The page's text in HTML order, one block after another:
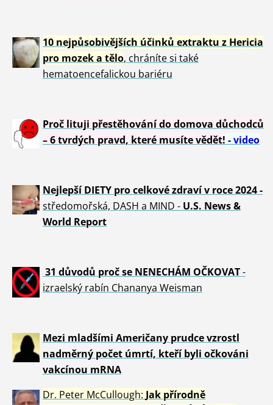
10 nejpůsobivějších účinků extraktu z Hericia
pro mozek a tělo, chráníte si také
hematoencefalickou bariéru
Proč lituji přestěhování do domova důchodců
– 6 tvrdých pravd, které musíte vědět! -video
Nejlepší DIETY pro celkové zdraví v roce 2024 -
středomořská, DASH a MIND - U.S. News &
World Report
31 důvodů proč se NENECHÁM OČKOVAT-
izraelský rabín Chananya Weisman
Mezi mladšími Američany prudce vzrostl
nadměrný počet úmrtí, kteří byli očkováni
vakcínou mRNA
Dr. Peter McCullough: Jak přírodně